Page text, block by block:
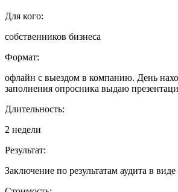
Для кого:
собственников бизнеса
Формат:
офлайн с выездом в компанию. День
заполнения опросника выдаю
Длительность:
2 недели
Результат:
Заключение по результатам аудита в